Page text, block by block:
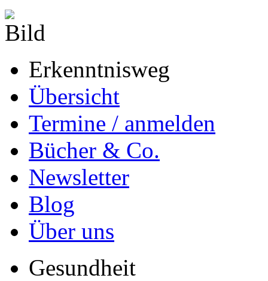
Erkenntnisweg
Übersicht
Termine / anmelden
Bücher & Co.
Newsletter
Blog
Über uns
Gesundheit